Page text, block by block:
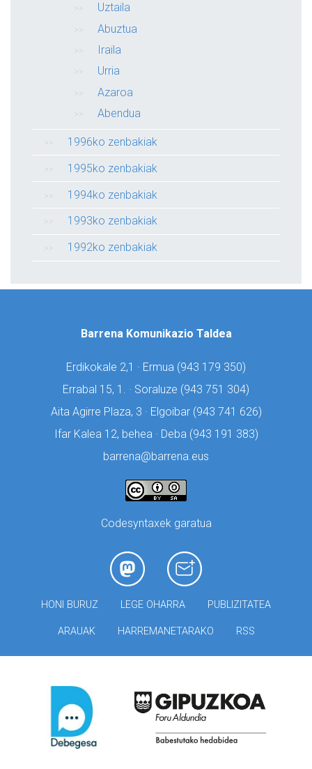
Uztaila
Abuztua
Iraila
Urria
Azaroa
Abendua
1996ko zenbakiak
1995ko zenbakiak
1994ko zenbakiak
1993ko zenbakiak
1992ko zenbakiak
Barrena Komunikazio Taldea
Erdikokale 2,1 · Ermua (943 179 350)
Errabal 15, 1. · Soraluze (943 751 304)
Aita Agirre Plaza, 3 · Elgoibar (943 741 626)
Ifar Kalea 12, behea · Deba (943 191 383)
barrena@barrena.eus
Codesyntaxek garatua
HONI BURUZ LEGE OHARRA PUBLIZITATEA
ARAUAK HARREMANETARAKO RSS